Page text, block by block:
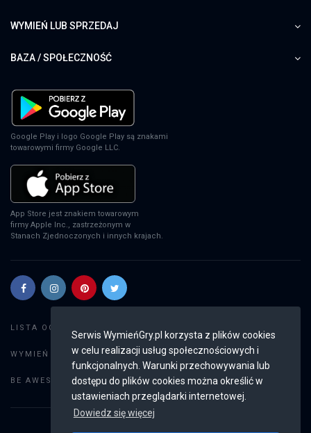
Serwis WymieńGry.pl korzysta z plików cookies
w celu realizacji usług społecznościowych i
funkcjonalnych. Warunki przechowywania lub
dostępu do plików cookies można określić w
ustawieniach przeglądarki internetowej.
Dowiedz się więcej
WYMIEŃ LUB SPRZEDAJ
BAZA / SPOŁECZNOŚĆ
Google Play i logo Google Play są znakami
towarowymi firmy Google LLC.
App Store jest znakiem towarowym
firmy Apple Inc., zastrzeżonym w
Stanach Zjednoczonych i innych krajach.
LISTA OGŁOSZEŃ:
WYMIEŃ GRY: Dodaj ogłoszenie
BE AWESOME: Weryfikacja konta